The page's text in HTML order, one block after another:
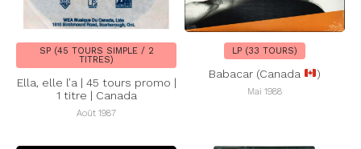
SP (45 TOURS SIMPLE / 2
TITRES)
Ella, elle l’a | 45 tours promo |
1 titre | Canada
Août 1987
LP (33 TOURS)
Babacar (Canada )
Mai 1988